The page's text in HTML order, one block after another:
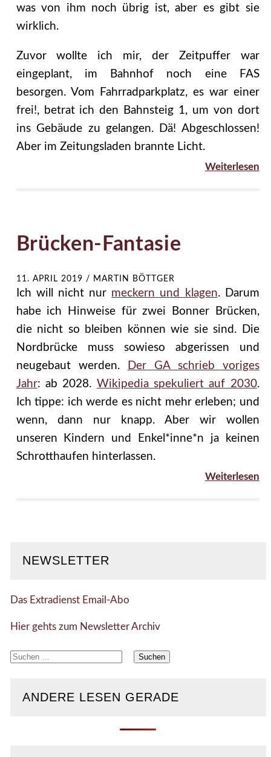
was von ihm noch übrig ist, aber es gibt sie
wirklich.
Zuvor wollte ich mir, der Zeitpuffer war
eingeplant, im Bahnhof noch eine FAS
besorgen. Vom Fahrradparkplatz, es war einer
frei!, betrat ich den Bahnsteig 1, um von dort
ins Gebäude zu gelangen. Dä! Abgeschlossen!
Aber im Zeitungsladen brannte Licht.
Weiterlesen
Brücken-Fantasie
11. APRIL 2019 / MARTIN BÖTTGER
Ich will nicht nur meckern und klagen. Darum
habe ich Hinweise für zwei Bonner Brücken,
die nicht so bleiben können wie sie sind. Die
Nordbrücke muss sowieso abgerissen und
neugebaut werden.
Der GA schrieb voriges
Jahr: ab 2028. Wikipedia spekuliert auf 2030.
Ich tippe: ich werde es nicht mehr erleben; und
wenn, dann nur knapp. Aber wir wollen
unseren Kindern und Enkel*inne*n ja keinen
Schrotthaufen hinterlassen.
Weiterlesen
NEWSLETTER
Das Extradienst Email-Abo
Hier gehts zum Newsletter Archiv
Suchen
ANDERE LESEN GERADE